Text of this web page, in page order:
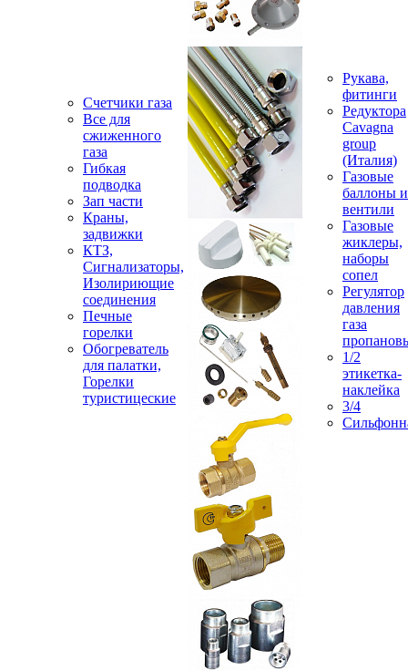
Счетчики газа
Все для
сжиженного
газа
Гибкая
подводка
Зап части
Краны,
задвижки
КТЗ,
Сигнализаторы,
Изолириющие
соединения
Печные
горелки
Обогреватель
для палатки,
Горелки
туристицеские
Рукава,
фитинги
Редуктора
Cavagna
group
(Италия)
Газовые
баллоны и
вентили
Газовые
жиклеры,
наборы
сопел
Регулятор
давления
газа
1/2
этикетка-
наклейка
3/4